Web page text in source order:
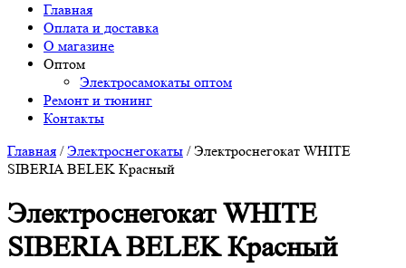
Главная
Оплата и доставка
О магазине
Оптом
Электросамокаты оптом
Ремонт и тюнинг
Контакты
Главная /Электроснегокаты /Электроснегокат WHITE
SIBERIA BELEK Красный
Электроснегокат WHITE
SIBERIA BELEK Красный